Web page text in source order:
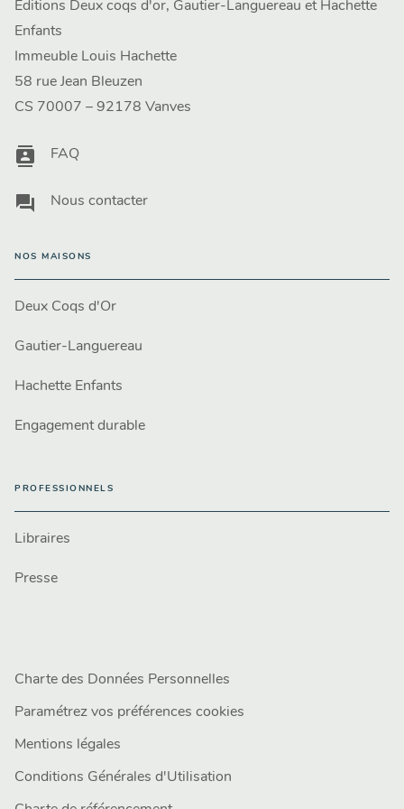
Editions Deux coqs d'or, Gautier-Languereau et Hachette
Enfants
Immeuble Louis Hachette
58 rue Jean Bleuzen
CS 70007 – 92178 Vanves
contacts FAQ
question_answer Nous contacter
NOS MAISONS
Deux Coqs d'Or
Gautier-Languereau
Hachette Enfants
Engagement durable
PROFESSIONNELS
Libraires
Presse
Charte des Données Personnelles
Paramétrez vos préférences cookies
Mentions légales
Conditions Générales d'Utilisation